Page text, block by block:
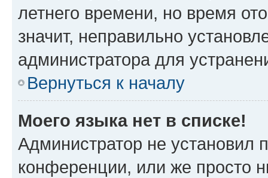
летнего времени, но время
значит, неправильно
администратора для
Вернуться к началу
Моего языка нет в списке!
Администратор не установил
конференции, или же просто